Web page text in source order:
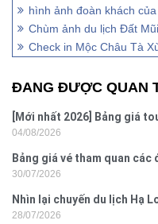
hình ảnh đoàn khách của VietSense
Chùm ảnh du lịch Đất Mũi tháng 11
Check in Mộc Châu Tà Xùa tháng 11
ĐANG ĐƯỢC QUAN
[Mới nhất 2026] Bảng giá
04/08/2026
Bảng giá vé tham quan
2026
30/07/2026
Nhìn lại chuyến du lịch Hạ
Hưng 2026
28/07/2026